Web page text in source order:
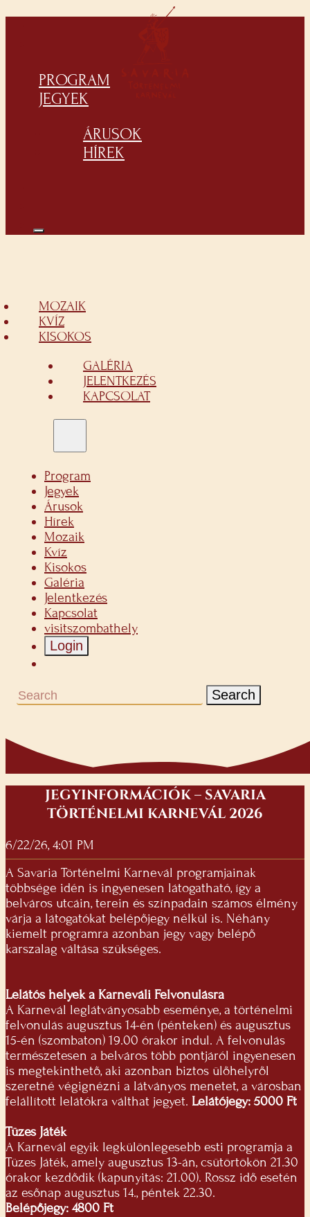
PROGRAM
JEGYEK
ÁRUSOK
HÍREK
MOZAIK
KVÍZ
KISOKOS
GALÉRIA
JELENTKEZÉS
KAPCSOLAT
Program
Jegyek
Árusok
Hírek
Mozaik
Kvíz
Kisokos
Galéria
Jelentkezés
Kapcsolat
visitszombathely
Login
Search
JEGYINFORMÁCIÓK – SAVARIA
TÖRTÉNELMI KARNEVÁL 2026
6/22/26, 4:01 PM
A Savaria Történelmi Karnevál programjainak
többsége idén is ingyenesen látogatható, így a
belváros utcáin, terein és színpadain számos élmény
várja a látogatókat belépőjegy nélkül is. Néhány
kiemelt programra azonban jegy vagy belépő
karszalag váltása szükséges.
Lelátós helyek a Karneváli Felvonulásra
A Karnevál leglátványosabb eseménye, a történelmi
felvonulás augusztus 14-én (pénteken) és augusztus
15-én (szombaton) 19.00 órakor indul. A felvonulás
természetesen a belváros több pontjáról ingyenesen
is megtekinthető, aki azonban biztos ülőhelyről
szeretné végignézni a látványos menetet, a városban
felállított lelátókra válthat jegyet. Lelátójegy: 5000 Ft
Tüzes Játék
A Karnevál egyik legkülönlegesebb esti programja a
Tüzes Játék, amely augusztus 13-án, csütörtökön 21.30
órakor kezdődik (kapunyitás: 21.00). Rossz idő esetén
az esőnap augusztus 14., péntek 22.30.
Belépőjegy: 4800 Ft